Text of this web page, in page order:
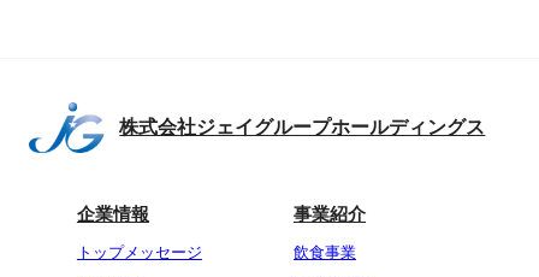
株式会社ジェイグループホールディングス
企業情報
トップメッセージ
事業紹介
飲食事業